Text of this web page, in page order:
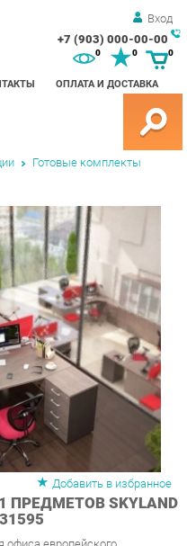
Вход
+7 (903) 000-00-00
ОПЛАТА И ДОСТАВКА
0 0
Готовые комплекты
SKYLAND
европейского